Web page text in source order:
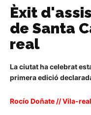
Èxit
de Santa
real
La ciutat ha celebrat
primera edició
Rocío Doñate // Vila-